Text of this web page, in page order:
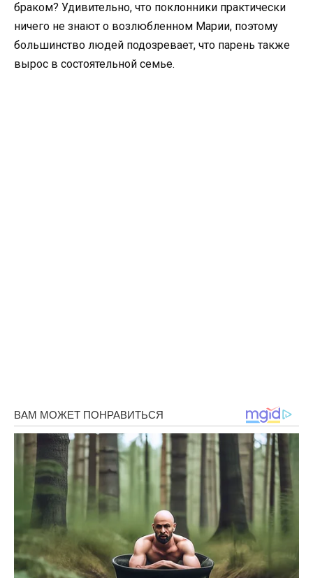
браком? Удивительно, что поклонники практически
ничего не знают о возлюбленном Марии, поэтому
большинство людей подозревает, что парень также
вырос в состоятельной семье.